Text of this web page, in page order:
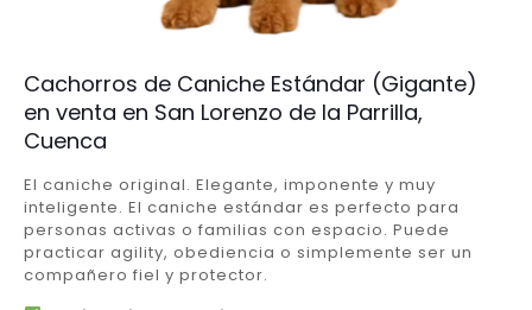
Cachorros de Caniche Estándar (Gigante)
en venta en San Lorenzo de la Parrilla,
Cuenca
El caniche original. Elegante, imponente y muy
inteligente. El caniche estándar es perfecto para
personas activas o familias con espacio. Puede
practicar agility, obediencia o simplemente ser un
compañero fiel y protector.